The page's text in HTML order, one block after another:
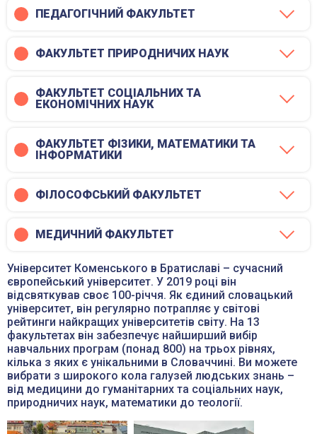
ПЕДАГОГІЧНИЙ ФАКУЛЬТЕТ
ФАКУЛЬТЕТ ПРИРОДНИЧИХ НАУК
ФАКУЛЬТЕТ СОЦІАЛЬНИХ ТА
ЕКОНОМІЧНИХ НАУК
ФАКУЛЬТЕТ ФІЗИКИ, МАТЕМАТИКИ ТА
ІНФОРМАТИКИ
ФІЛОСОФСЬКИЙ ФАКУЛЬТЕТ
МЕДИЧНИЙ ФАКУЛЬТЕТ
Університет Коменського в Братиславі – сучасний
європейський університет. У 2019 році він
відсвяткував своє 100-річчя. Як єдиний словацький
університет, він регулярно потрапляє у світові
рейтинги найкращих університетів світу. На 13
факультетах він забезпечує найширший вибір
навчальних програм (понад 800) на трьох рівнях,
кілька з яких є унікальними в Словаччині. Ви можете
вибрати з широкого кола галузей людських знань –
від медицини до гуманітарних та соціальних наук,
природничих наук, математики до теології.